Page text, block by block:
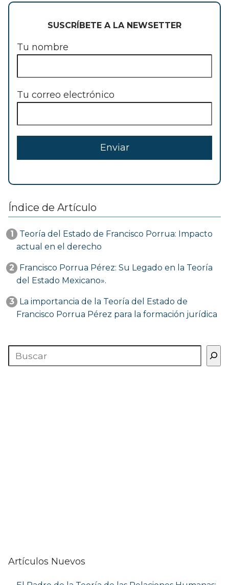
SUSCRÍBETE A LA NEWSETTER
Tu nombre
Tu correo electrónico
Índice de Artículo
1
Teoría del Estado de Francisco Porrua: Impacto
actual en el derecho
2
Francisco Porrua Pérez: Su Legado en la Teoría
del Estado Mexicano».
3 La importancia de la Teoría del Estado de
Francisco Porrua Pérez para la formación jurídica
Buscar
Artículos Nuevos